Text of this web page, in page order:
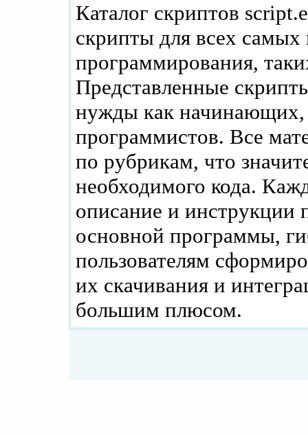
Каталог скриптов
скрипты для всех
программирования,
Представленные
нужды как начинающих,
программистов. Все
по рубрикам, что
необходимого кода.
описание и инструкции
основной программы,
пользователям
их скачивания и
большим плюсом.